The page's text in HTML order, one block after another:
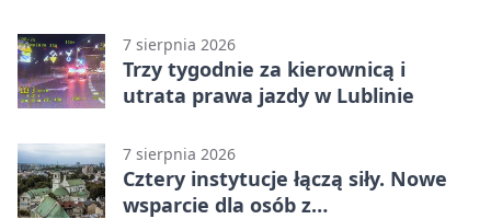
7 sierpnia 2026
Trzy tygodnie za kierownicą i
utrata prawa jazdy w Lublinie
7 sierpnia 2026
Cztery instytucje łączą siły. Nowe
wsparcie dla osób z